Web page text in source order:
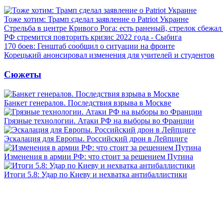
Тоже хотим: Трамп сделал заявление о Patriot Украине
Стрельба в центре Кривого Рога: есть раненый, стрелок
РФ стремится повторить кризис 2022 года - Сыбига
170 боев: Генштаб сообщил о ситуации на фронте
Корецький анонсировал изменения для учителей и студентов
Сюжеты
Банкет генералов. Последствия взрыва в Москве
Грязные технологии. Атаки РФ на выборы во Франции
Эскалация для Европы. Российский дрон в Лейпциге
Изменения в армии РФ: что стоит за решением Путина
Итоги 5.8: Удар по Киеву и нехватка антибаллистики